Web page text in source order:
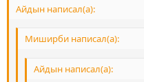
Айдын написал(а):
Миширби написал(а):
Айдын написал(а):